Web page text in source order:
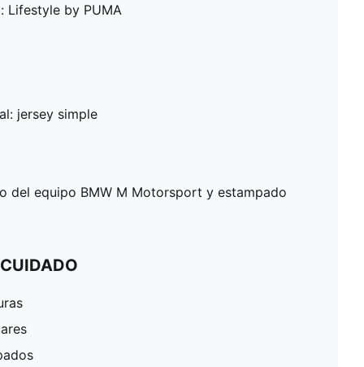
Lifestyle by PUMA
jersey simple
del equipo BMW M Motorsport y estampado